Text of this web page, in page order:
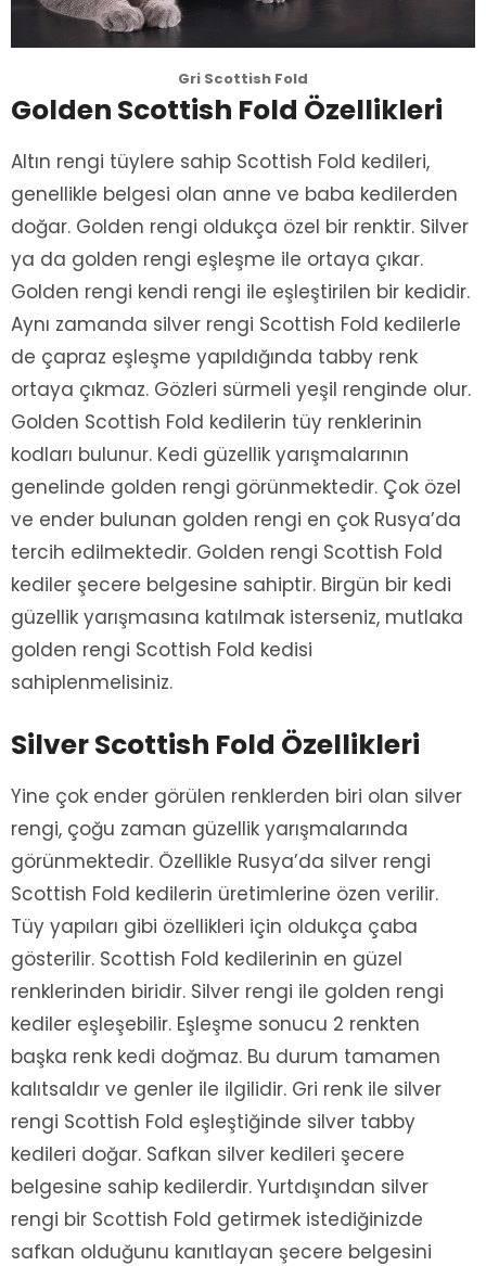
Gri Scottish Fold
Golden Scottish Fold Özellikleri
Altın rengi tüylere sahip Scottish Fold kedileri,
genellikle belgesi olan anne ve baba kedilerden
doğar. Golden rengi oldukça özel bir renktir. Silver
ya da golden rengi eşleşme ile ortaya çıkar.
Golden rengi kendi rengi ile eşleştirilen bir kedidir.
Aynı zamanda silver rengi Scottish Fold kedilerle
de çapraz eşleşme yapıldığında tabby renk
ortaya çıkmaz. Gözleri sürmeli yeşil renginde olur.
Golden Scottish Fold kedilerin tüy renklerinin
kodları bulunur. Kedi güzellik yarışmalarının
genelinde golden rengi görünmektedir. Çok özel
ve ender bulunan golden rengi en çok Rusya’da
tercih edilmektedir. Golden rengi Scottish Fold
kediler şecere belgesine sahiptir. Birgün bir kedi
güzellik yarışmasına katılmak isterseniz, mutlaka
golden rengi Scottish Fold kedisi
sahiplenmelisiniz.
Silver Scottish Fold Özellikleri
Yine çok ender görülen renklerden biri olan silver
rengi, çoğu zaman güzellik yarışmalarında
görünmektedir. Özellikle Rusya’da silver rengi
Scottish Fold kedilerin üretimlerine özen verilir.
Tüy yapıları gibi özellikleri için oldukça çaba
gösterilir. Scottish Fold kedilerinin en güzel
renklerinden biridir. Silver rengi ile golden rengi
kediler eşleşebilir. Eşleşme sonucu 2 renkten
başka renk kedi doğmaz. Bu durum tamamen
kalıtsaldır ve genler ile ilgilidir. Gri renk ile silver
rengi Scottish Fold eşleştiğinde silver tabby
kedileri doğar. Safkan silver kedileri şecere
belgesine sahip kedilerdir. Yurtdışından silver
rengi bir Scottish Fold getirmek istediğinizde
safkan olduğunu kanıtlayan şecere belgesini